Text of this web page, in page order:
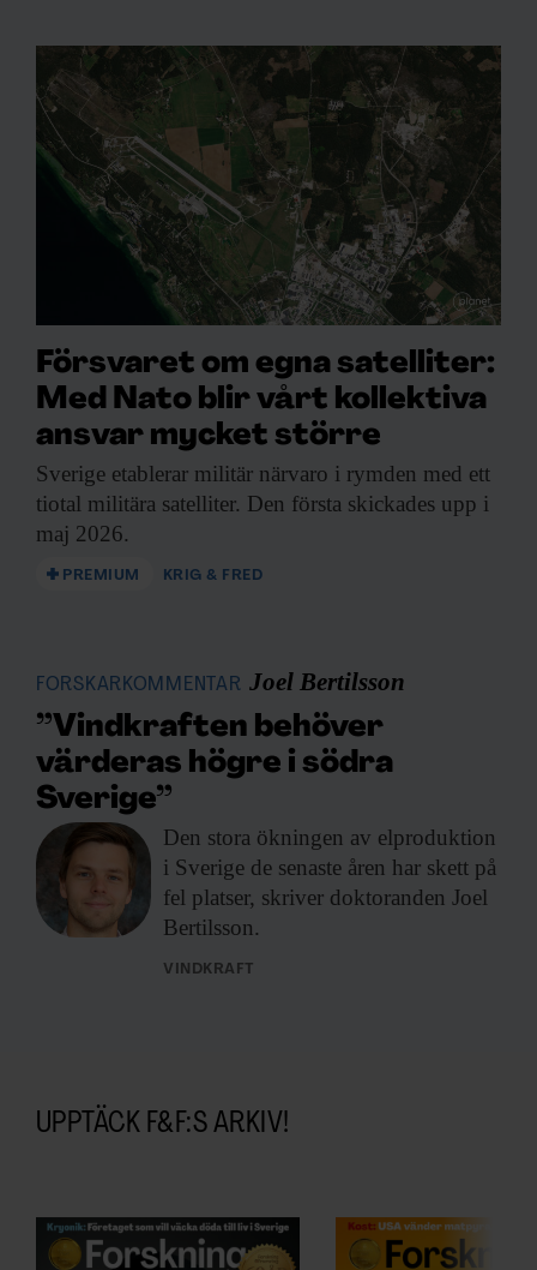
Försvaret om egna satelliter:
Med Nato blir vårt kollektiva
ansvar mycket större
Sverige etablerar militär närvaro i rymden med ett
tiotal militära satelliter. Den första skickades upp i
maj 2026.
PREMIUM KRIG & FRED
FORSKARKOMMENTAR Joel Bertilsson
”Vindkraften behöver
värderas högre i södra
Sverige”
Den stora ökningen av elproduktion
i Sverige de senaste åren har skett på
fel platser, skriver doktoranden Joel
Bertilsson.
VINDKRAFT
UPPTÄCK F&F:S ARKIV!